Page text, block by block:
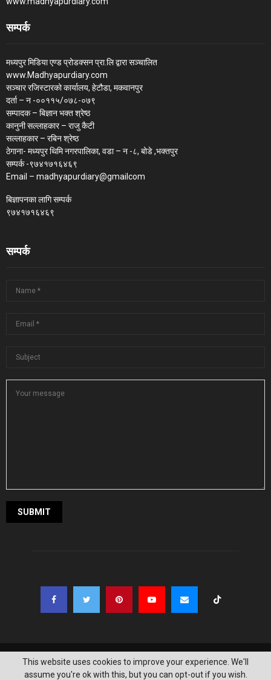
सम्पर्क
मध्यपुर मिडिया एण्ड प्रोडक्सन प्रा.लि द्वारा सञ्चालित
www.Madhyapurdiary.com
सञ्चार रजिस्टारको कार्यालय, हेटौडा, मकवानपुर
दर्ता – न -००११५/०७८-०७९
सम्पादक – बिज्ञान भक्त श्रेष्ठ
कानुनी सल्लाहकार – राजु कैटी
सल्लाहकार – रबिन श्रेष्ठ
ठेगाना- मध्यपुर थिमि नगरपालिका, वडा – न -८, बोडे ,भक्तपुर
सम्पर्क -९७४१७१६४६९
Email – madhyapurdiary@gmailcom
बिज्ञापनका लागि सम्पर्क
९७४१७१६४६९
सम्पर्क
bySITEMANDU
This website uses cookies to improve your experience. We'll
assume you're ok with this, but you can opt-out if you wish.